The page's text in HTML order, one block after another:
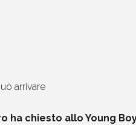
ha chiesto allo Young